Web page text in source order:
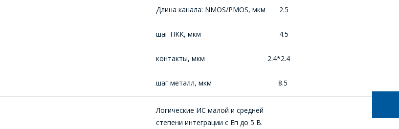
Длина канала: NMOS/PMOS, мкм 2.5
шаг ПКК, мкм 4.5
контакты, мкм 2.4*2.4
шаг металл, мкм 8.5
Логические ИС малой и средней
степени интеграции с Еп до 5 В.